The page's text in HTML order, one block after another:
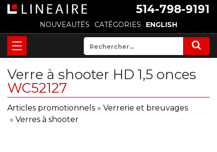
514-798-9191
NOUVEAUTÉS CATÉGORIES ENGLISH
Verre à shooter HD 1,5 onces
WC52127
Articles promotionnels » Verrerie et breuvages
» Verres à shooter